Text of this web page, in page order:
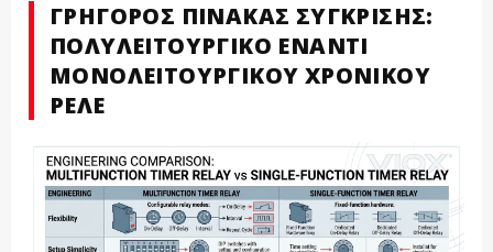
ΓΡΉΓΟΡΟΣ ΠΊΝΑΚΑΣ ΣΎΓΚΡΙΣΗΣ:
ΠΟΛΥΛΕΙΤΟΥΡΓΙΚΌ ΈΝΑΝΤΙ
ΜΟΝΟΛΕΙΤΟΥΡΓΙΚΟΎ ΧΡΟΝΙΚΟΎ
ΡΕΛΈ